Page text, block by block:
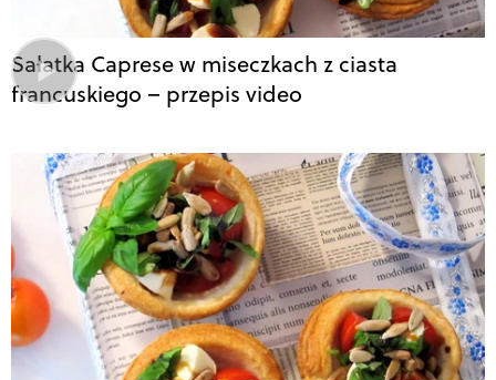
Sałatka Caprese w miseczkach z ciasta
francuskiego – przepis video